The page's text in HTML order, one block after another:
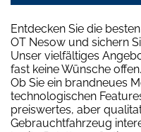
Entdecken Sie die
OT Nesow und sichern
Unser vielfältiges
fast keine Wünsche offen.
Ob Sie ein brandneues
technologischen
preiswertes, aber
Gebrauchtfahrzeug